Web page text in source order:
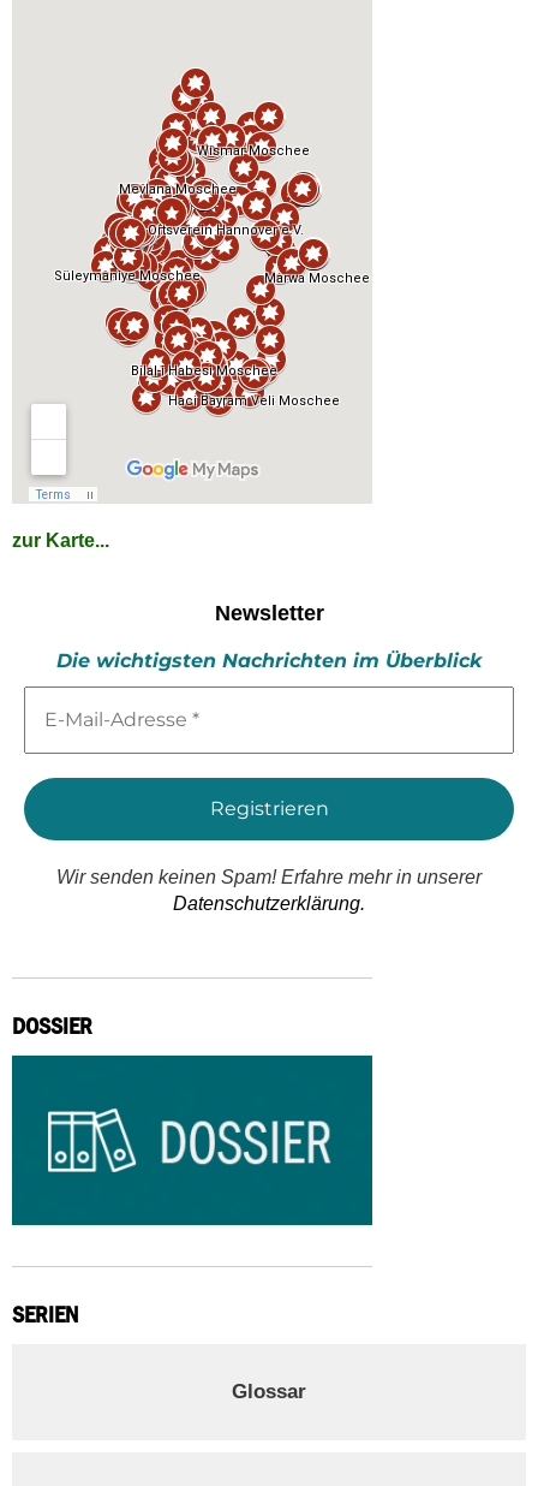
zur Karte...
Newsletter
Die wichtigsten Nachrichten im Überblick
Mail-
*
Wir senden keinen Spam! Erfahre mehr in unserer
Datenschutzerklärung.
DOSSIER
SERIEN
Glossar